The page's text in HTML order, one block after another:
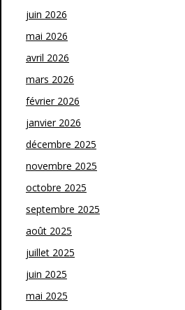
juin 2026
mai 2026
avril 2026
mars 2026
février 2026
janvier 2026
décembre 2025
novembre 2025
octobre 2025
septembre 2025
août 2025
juillet 2025
juin 2025
mai 2025